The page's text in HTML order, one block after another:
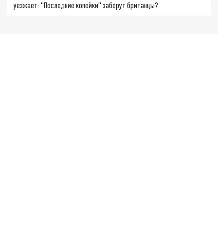
уезжает: "Последние копейки" заберут британцы?